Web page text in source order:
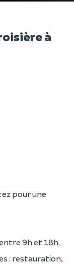
à
pour une
9h et 18h.
: restauration,